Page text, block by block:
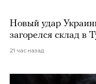
Новый удар
загорелся склад в
21 час назад